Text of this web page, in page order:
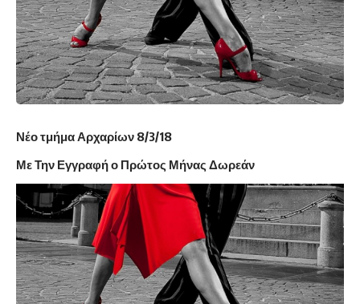
Νέο τμήμα Αρχαρίων 8/3/18
Με Την Εγγραφή ο Πρώτος Μήνας Δωρεάν